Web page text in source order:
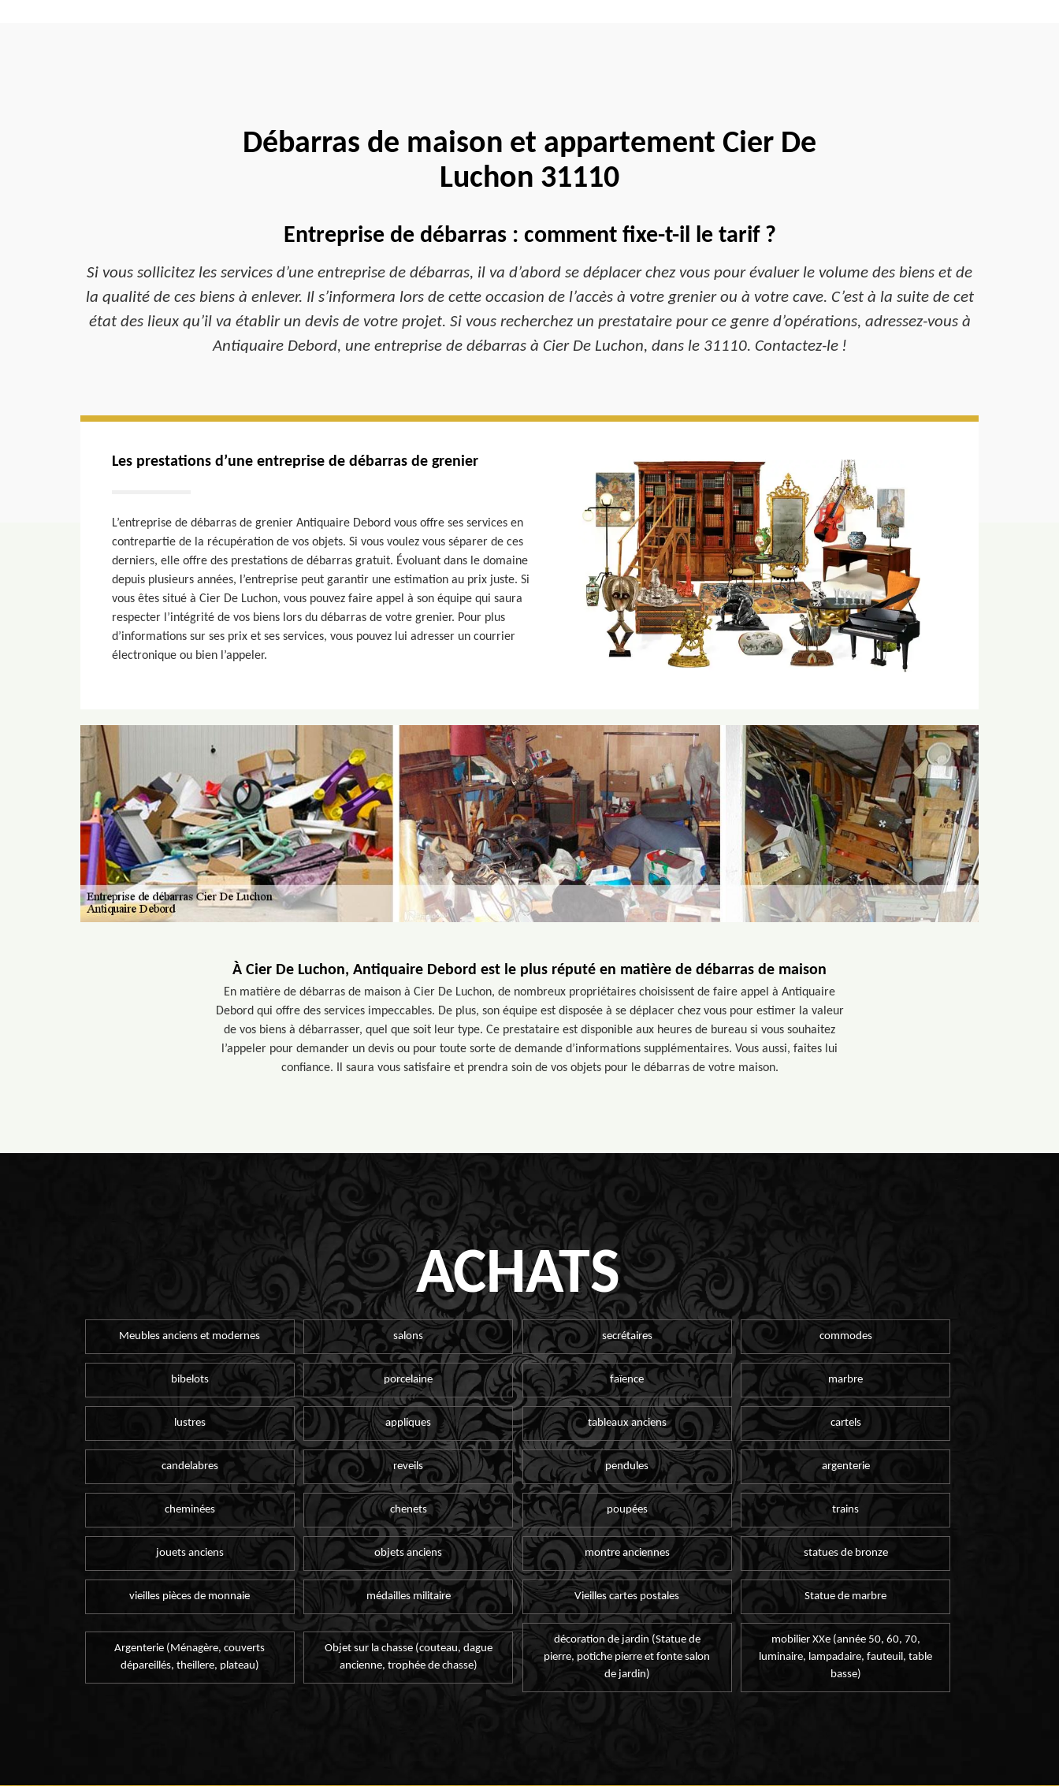
Débarras de maison et appartement Cier De
Luchon 31110
Entreprise de débarras : comment fixe-t-il le tarif ?
Si vous sollicitez les services d’une entreprise de débarras, il va d’abord se déplacer chez vous pour évaluer le volume des biens et de
la qualité de ces biens à enlever. Il s’informera lors de cette occasion de l’accès à votre grenier ou à votre cave. C’est à la suite de cet
état des lieux qu’il va établir un devis de votre projet. Si vous recherchez un prestataire pour ce genre d’opérations, adressez-vous à
Antiquaire Debord, une entreprise de débarras à Cier De Luchon, dans le 31110. Contactez-le !
Les prestations d’une entreprise de débarras de grenier
L’entreprise de débarras de grenier Antiquaire Debord vous offre ses services en
contrepartie de la récupération de vos objets. Si vous voulez vous séparer de ces
derniers, elle offre des prestations de débarras gratuit. Évoluant dans le domaine
depuis plusieurs années, l’entreprise peut garantir une estimation au prix juste. Si
vous êtes situé à Cier De Luchon, vous pouvez faire appel à son équipe qui saura
respecter l’intégrité de vos biens lors du débarras de votre grenier. Pour plus
d’informations sur ses prix et ses services, vous pouvez lui adresser un courrier
électronique ou bien l’appeler.
À Cier De Luchon, Antiquaire Debord est le plus réputé en matière de débarras de maison
En matière de débarras de maison à Cier De Luchon, de nombreux propriétaires choisissent de faire appel à Antiquaire
Debord qui offre des services impeccables. De plus, son équipe est disposée à se déplacer chez vous pour estimer la valeur
de vos biens à débarrasser, quel que soit leur type. Ce prestataire est disponible aux heures de bureau si vous souhaitez
l’appeler pour demander un devis ou pour toute sorte de demande d’informations supplémentaires. Vous aussi, faites lui
confiance. Il saura vous satisfaire et prendra soin de vos objets pour le débarras de votre maison.
ACHATS
Meubles anciens et modernes salons secrétaires commodes
bibelots porcelaine faïence marbre
lustres appliques tableaux anciens cartels
candelabres reveils pendules argenterie
cheminées chenets poupées trains
jouets anciens objets anciens montre anciennes statues de bronze
vieilles pièces de monnaie médailles militaire Vieilles cartes postales Statue de marbre
Argenterie (Ménagère, couverts
dépareillés, theillere, plateau)
Objet sur la chasse (couteau, dague
ancienne, trophée de chasse)
décoration de jardin (Statue de
pierre, potiche pierre et fonte salon
de jardin)
mobilier XXe (année 50, 60, 70,
luminaire, lampadaire, fauteuil, table
basse)